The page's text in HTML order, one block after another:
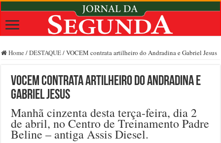
Home /DESTAQUE/VOCEM contrata artilheiro do Andradina e Gabriel Jesus
VOCEM contrata artilheiro do Andradina e
Gabriel Jesus
Manhã cinzenta desta terça-feira, dia 2
de abril, no Centro de Treinamento Padre
Beline – antiga Assis Diesel.